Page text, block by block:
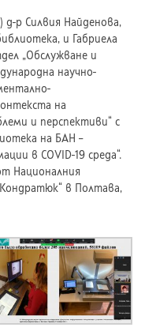
р Силвия Найденова,
и Габриела
„Обслужване и
научно-
на
и перспективи“ с
на БАН –
в COVID-19 среда“.
Националния
в Полтава,